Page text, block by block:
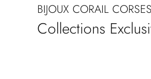
Collections
BIJOUX CORAIL CORSES